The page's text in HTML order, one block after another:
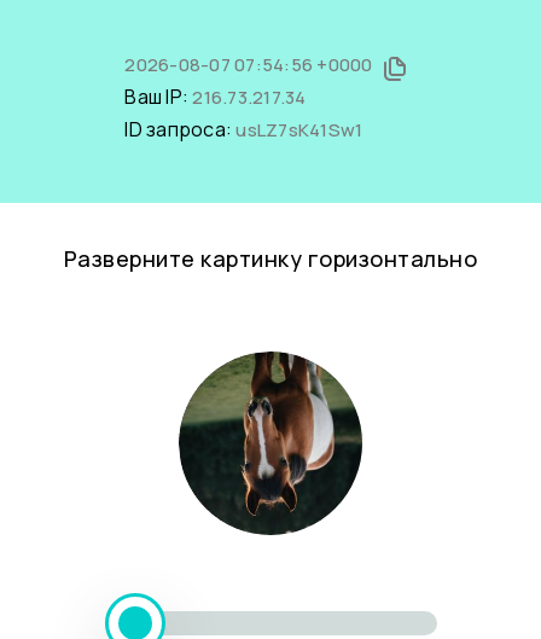
2026-08-07 07:54:56 +0000
Ваш IP:216.73.217.34
ID запроса:usLZ7sK41Sw1
Разверните картинку горизонтально